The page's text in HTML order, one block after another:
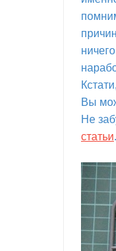
Вы
Не
статьи.